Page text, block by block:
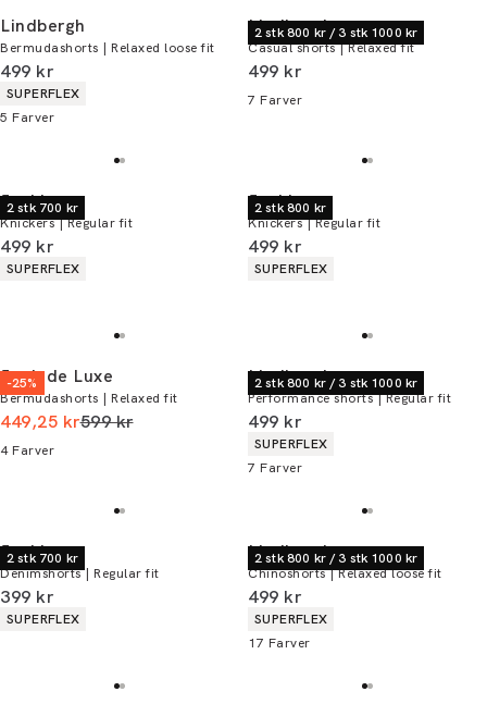
Lindbergh
Bermudashorts | Relaxed loose fit
I alt (inkl. rabat)
499 kr
Produkt egenskaber
SUPERFLEX
5 Farver
2 stk 800 kr / 3 stk 1000 kr
Lindbergh
Casual shorts | Relaxed fit
I alt (inkl. rabat)
499 kr
7 Farver
2 stk 700 kr
Jack's
Knickers | Regular fit
I alt (inkl. rabat)
499 kr
Produkt egenskaber
SUPERFLEX
2 stk 800 kr
Jack's
Knickers | Regular fit
I alt (inkl. rabat)
499 kr
Produkt egenskaber
SUPERFLEX
-25%
Junk de Luxe
Bermudashorts | Relaxed fit
449,25 krI alt (uden rabat)
599 kr
4 Farver
2 stk 800 kr / 3 stk 1000 kr
Lindbergh
Performance shorts | Regular fit
I alt (inkl. rabat)
499 kr
Produkt egenskaber
SUPERFLEX
7 Farver
2 stk 700 kr
Jack's
Denimshorts | Regular fit
I alt (inkl. rabat)
399 kr
Produkt egenskaber
SUPERFLEX
2 stk 800 kr / 3 stk 1000 kr
Lindbergh
Chinoshorts | Relaxed loose fit
I alt (inkl. rabat)
499 kr
Produkt egenskaber
SUPERFLEX
17 Farver